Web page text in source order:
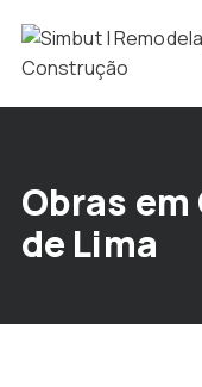
Obras
de Lima